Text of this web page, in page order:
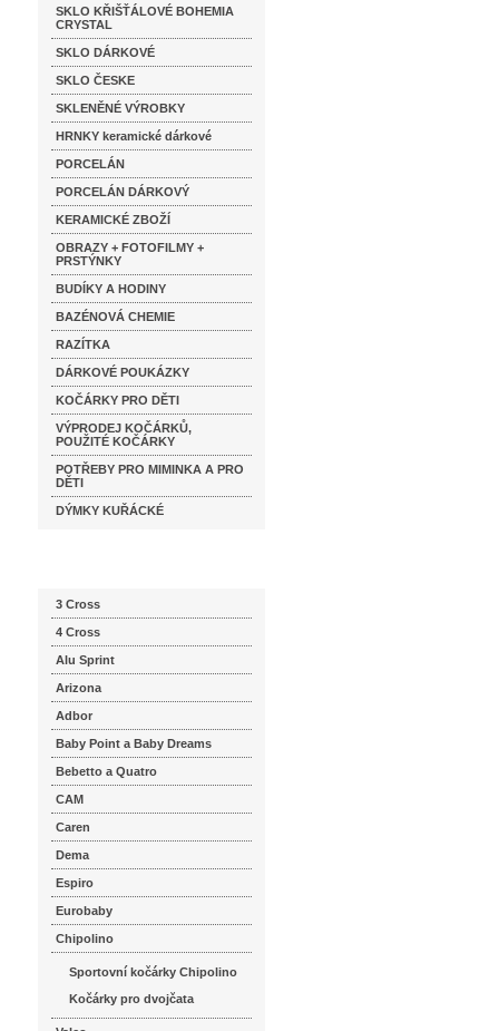
SKLO KŘIŠŤÁLOVÉ BOHEMIA
CRYSTAL
SKLO DÁRKOVÉ
SKLO ČESKE
SKLENĚNÉ VÝROBKY
HRNKY keramické dárkové
PORCELÁN
PORCELÁN DÁRKOVÝ
KERAMICKÉ ZBOŽÍ
OBRAZY + FOTOFILMY +
PRSTÝNKY
BUDÍKY A HODINY
BAZÉNOVÁ CHEMIE
RAZÍTKA
DÁRKOVÉ POUKÁZKY
KOČÁRKY PRO DĚTI
VÝPRODEJ KOČÁRKŮ,
POUŽITÉ KOČÁRKY
POTŘEBY PRO MIMINKA A PRO
DĚTI
DÝMKY KUŘÁCKÉ
3 Cross
4 Cross
Alu Sprint
Arizona
Adbor
Baby Point a Baby Dreams
Bebetto a Quatro
CAM
Caren
Dema
Espiro
Eurobaby
Chipolino
Sportovní kočárky Chipolino
Kočárky pro dvojčata